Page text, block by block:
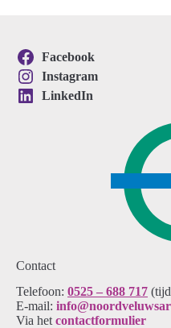
Contact
Telefoon: 0525 – 688 717
E-mail:
Via het contactformulier
Facebook
Instagram
LinkedIn